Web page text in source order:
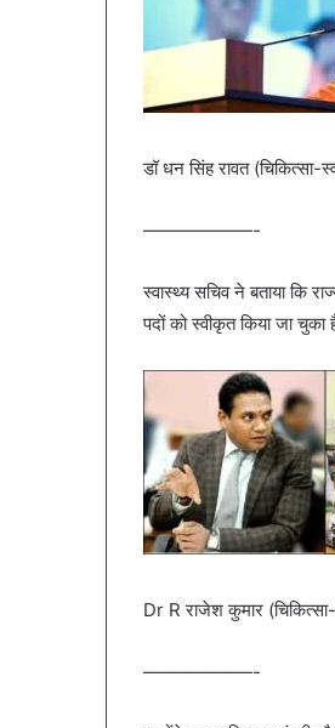
डॉ धन सिंह रावत (चिकित्सा-
——————-
स्वास्थ्य सचिव ने बताया कि
पदों को स्वीकृत किया जा
Dr R राजेश कुमार
——————-